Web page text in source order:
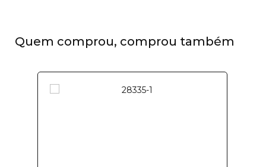
Quem comprou, comprou também